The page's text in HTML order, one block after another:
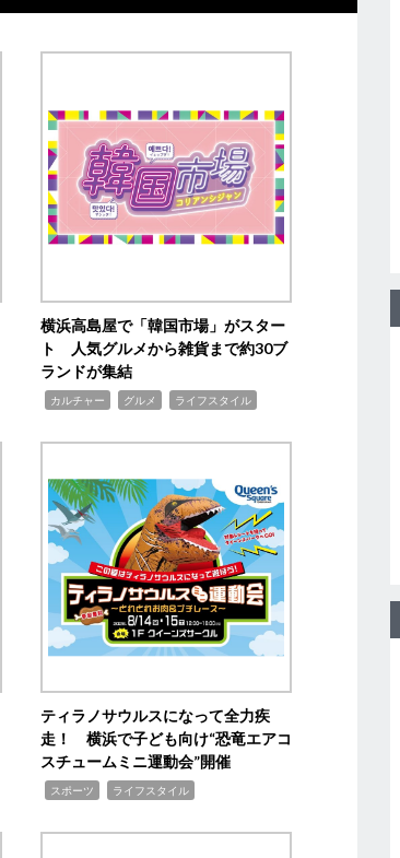
横浜高島屋で「韓国市場」がスター
ト 人気グルメから雑貨まで約30ブ
ランドが集結
カルチャー グルメ ライフスタイル
ティラノサウルスになって全力疾
走！ 横浜で子ども向け“恐竜エアコ
スチュームミニ運動会”開催
スポーツ ライフスタイル